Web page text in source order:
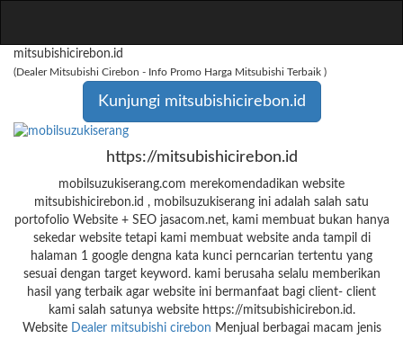
mitsubishicirebon.id
(Dealer Mitsubishi Cirebon - Info Promo Harga Mitsubishi Terbaik )
Kunjungi mitsubishicirebon.id
https://mitsubishicirebon.id
mobilsuzukiserang.com merekomendadikan website
mitsubishicirebon.id , mobilsuzukiserang ini adalah salah satu
portofolio Website + SEO jasacom.net, kami membuat bukan hanya
sekedar website tetapi kami membuat website anda tampil di
halaman 1 google dengna kata kunci perncarian tertentu yang
sesuai dengan target keyword. kami berusaha selalu memberikan
hasil yang terbaik agar website ini bermanfaat bagi client- client
kami salah satunya website https://mitsubishicirebon.id.
Website Dealer mitsubishi cirebon Menjual berbagai macam jenis